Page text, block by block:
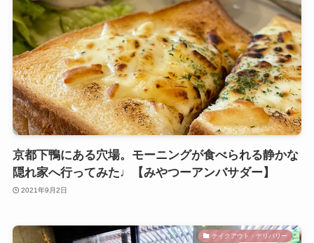
京都下鴨にある穴場。モーニングが食べられる静かな
隠れ家へ行ってみた♩【みやつーアンバサダー】
2021年9月2日
テイクアウト・デリバリー